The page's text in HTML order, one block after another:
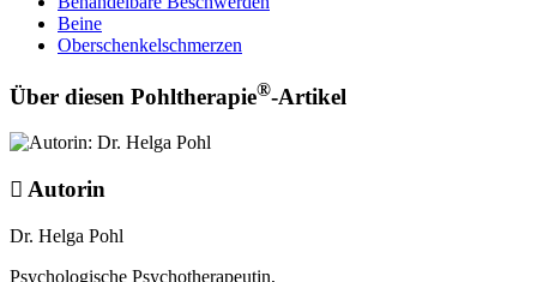
Beine
Oberschenkelschmerzen
Über diesen Pohltherapie®-Artikel
Autorin
Dr. Helga Pohl
Psychologische Psychotherapeutin,